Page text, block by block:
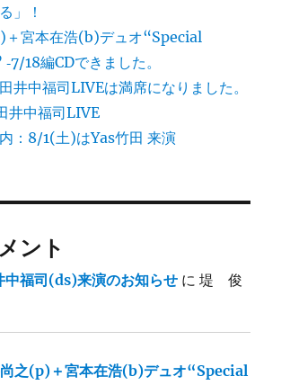
」！
＋宮本在浩(b)デュオ“Special
18編CDできました。
井中福司LIVEは満席になりました。
井中福司LIVE
：8/1(土)はYas竹田 来演
ント
福司(ds)来演のお知らせ に堤 俊
之(p)＋宮本在浩(b)デュオ“Special